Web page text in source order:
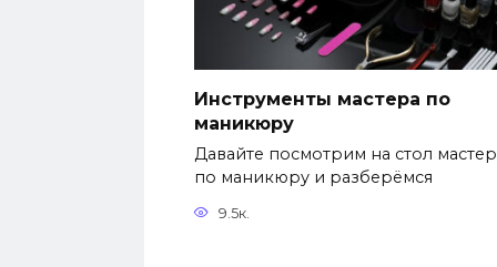
Инструменты мастера по
маникюру
Давайте посмотрим на стол
по маникюру и разберёмся
9.5к.